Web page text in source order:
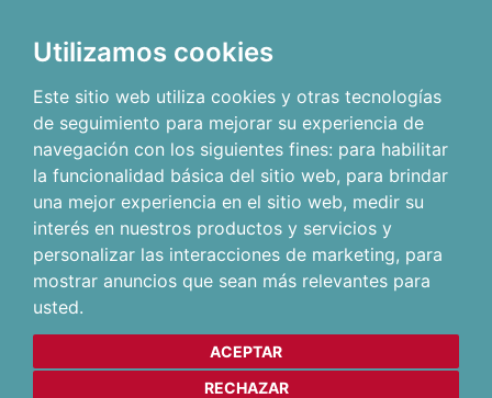
Utilizamos cookies
Este sitio web utiliza cookies y otras tecnologías
de seguimiento para mejorar su experiencia de
navegación con los siguientes fines: para habilitar
la funcionalidad básica del sitio web, para brindar
una mejor experiencia en el sitio web, medir su
interés en nuestros productos y servicios y
personalizar las interacciones de marketing, para
mostrar anuncios que sean más relevantes para
usted.
ACEPTAR
RECHAZAR